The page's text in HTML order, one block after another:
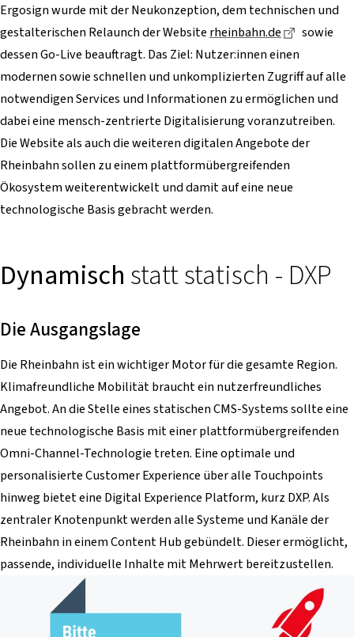
Ergosign wurde mit der Neukonzeption, dem technischen und
gestalterischen Relaunch der Website rheinbahn.de Dieser
sowie
dessen Go-Live beauftragt. Das Ziel: Nutzer:innen einen
modernen sowie schnellen und unkomplizierten Zugriff auf alle
notwendigen Services und Informationen zu ermöglichen und
dabei eine mensch-zentrierte Digitalisierung voranzutreiben.
Die Website als auch die weiteren digitalen Angebote der
Rheinbahn sollen zu einem plattformübergreifenden
Ökosystem weiterentwickelt und damit auf eine neue
technologische Basis gebracht werden.
Dynamisch statt statisch - DXP
Die Ausgangslage
Die Rheinbahn ist ein wichtiger Motor für die gesamte Region.
Klimafreundliche Mobilität braucht ein nutzerfreundliches
Angebot. An die Stelle eines statischen CMS-Systems sollte eine
neue technologische Basis mit einer plattformübergreifenden
Omni-Channel-Technologie treten. Eine optimale und
personalisierte Customer Experience über alle Touchpoints
hinweg bietet eine Digital Experience Platform, kurz DXP. Als
zentraler Knotenpunkt werden alle Systeme und Kanäle der
Rheinbahn in einem Content Hub gebündelt. Dieser ermöglicht,
passende, individuelle Inhalte mit Mehrwert bereitzustellen.